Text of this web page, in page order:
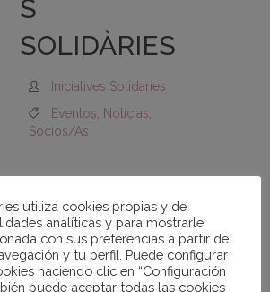
S
SOLIDÀRIES
Iniciatives Solidaries
Eventos
Noticias
Socios/as
utiliza cookies propias y de
analíticas y para mostrarle
con sus preferencias a partir de
y tu perfil. Puede configurar
haciendo clic en “Configuración
puede aceptar todas las cookies